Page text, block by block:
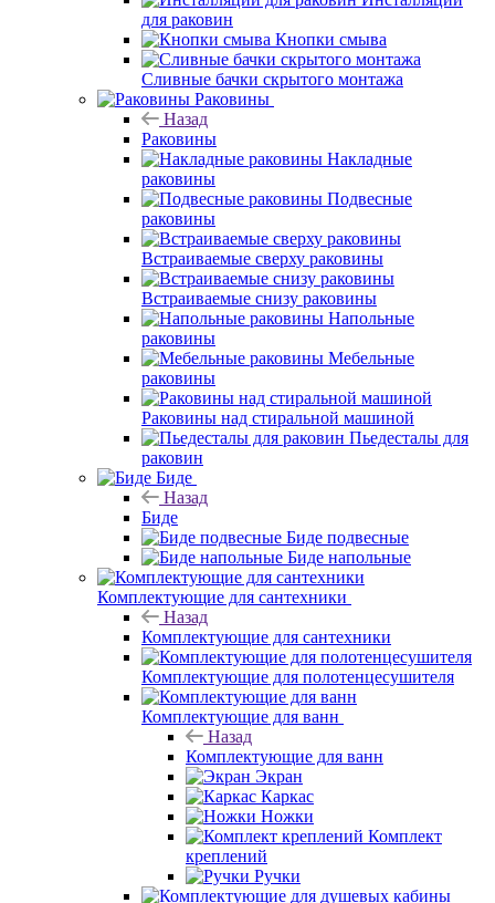
для раковин
Кнопки смыва
Сливные бачки скрытого монтажа
Раковины
Назад
Раковины
Накладные
раковины
Подвесные
раковины
Встраиваемые сверху раковины
Встраиваемые снизу раковины
Напольные
раковины
Мебельные
раковины
Раковины над стиральной машиной
Пьедесталы для
раковин
Биде
Назад
Биде
Биде подвесные
Биде напольные
Комплектующие для сантехники
Назад
Комплектующие для сантехники
Комплектующие для полотенцесушителя
Комплектующие для ванн
Назад
Комплектующие для ванн
Экран
Каркас
Ножки
Комплект
креплений
Ручки